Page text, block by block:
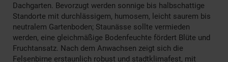
Dachgarten. Bevorzugt werden sonnige bis halbschattige
Standorte mit durchlässigem, humosem, leicht saurem bis
neutralem Gartenboden; Staunässe sollte vermieden
werden, eine gleichmäßige Bodenfeuchte fördert Blüte und
Fruchtansatz. Nach dem Anwachsen zeigt sich die
Felsenbirne erstaunlich robust und stadtklimafest, mit